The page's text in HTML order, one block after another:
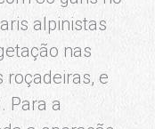
alpinistas
nas
roçadeiras, e
Para a